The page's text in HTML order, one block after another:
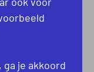
je akkoord